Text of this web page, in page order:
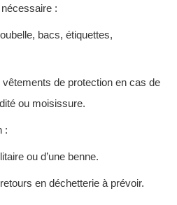
nécessaire :
bacs, étiquettes,
de protection en cas de
ou moisissure.
:
ou d’une benne.
en déchetterie à prévoir.